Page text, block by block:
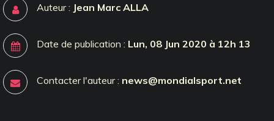
Auteur : Jean Marc ALLA
Date de publication : Lun, 08 Jun 2020 à 12h 13
Contacter l'auteur : news@mondialsport.net